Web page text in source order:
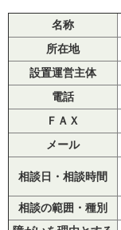
名称
所在地
設置運営主体
電話
ＦＡＸ
メール
相談日・相談時間
相談の範囲・種別